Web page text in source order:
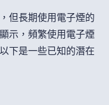
但長期使用電子煙的
示，頻繁使用電子煙
下是一些已知的潛在